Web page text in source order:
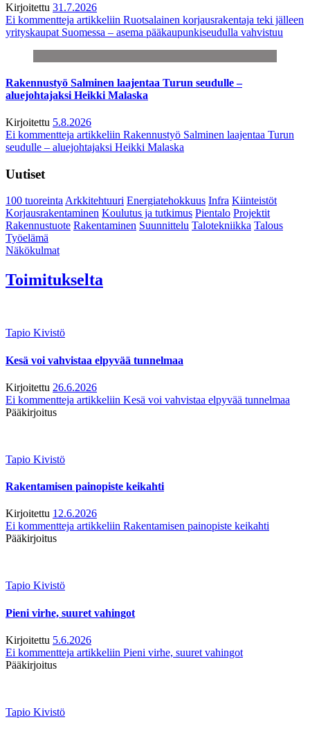
Kirjoitettu 31.7.2026
Ei kommentteja artikkeliin Ruotsalainen korjausrakentaja teki jälleen
yrityskaupat Suomessa – asema pääkaupunkiseudulla vahvistuu
Rakennustyö Salminen laajentaa Turun seudulle –
aluejohtajaksi Heikki Malaska
Kirjoitettu 5.8.2026
Ei kommentteja artikkeliin Rakennustyö Salminen laajentaa Turun
seudulle – aluejohtajaksi Heikki Malaska
Uutiset
100 tuoreintaArkkitehtuuri Energiatehokkuus Infra Kiinteistöt
Korjausrakentaminen Koulutus ja tutkimus Pientalo Projektit
Rakennustuote Rakentaminen Suunnittelu Talotekniikka Talous
Työelämä
Näkökulmat
Toimitukselta
Tapio Kivistö
Kesä voi vahvistaa elpyvää tunnelmaa
Kirjoitettu 26.6.2026
Ei kommentteja artikkeliin Kesä voi vahvistaa elpyvää tunnelmaa
Pääkirjoitus
Tapio Kivistö
Rakentamisen painopiste keikahti
Kirjoitettu 12.6.2026
Ei kommentteja artikkeliin Rakentamisen painopiste keikahti
Pääkirjoitus
Tapio Kivistö
Pieni virhe, suuret vahingot
Kirjoitettu 5.6.2026
Ei kommentteja artikkeliin Pieni virhe, suuret vahingot
Pääkirjoitus
Tapio Kivistö